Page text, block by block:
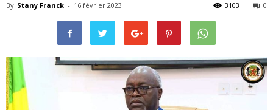
By Stany Franck - 16 février 2023 0
3103